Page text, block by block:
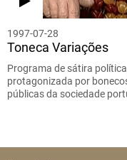
1997-07-28
Toneca Variações
Programa de sátira
protagonizada por
públicas da sociedade